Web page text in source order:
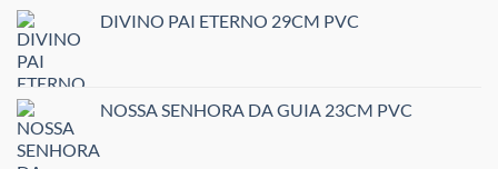
DIVINO PAI ETERNO 29CM PVC
NOSSA SENHORA DA GUIA 23CM PVC